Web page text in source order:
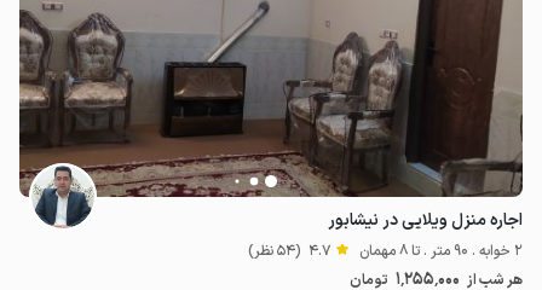
اجاره منزل ویلایی در نیشابور
2 خوابه . 90 متر . تا 8 مهمان 4.7 (54 نظر)
هر شب از 1٬255٬000 تومان